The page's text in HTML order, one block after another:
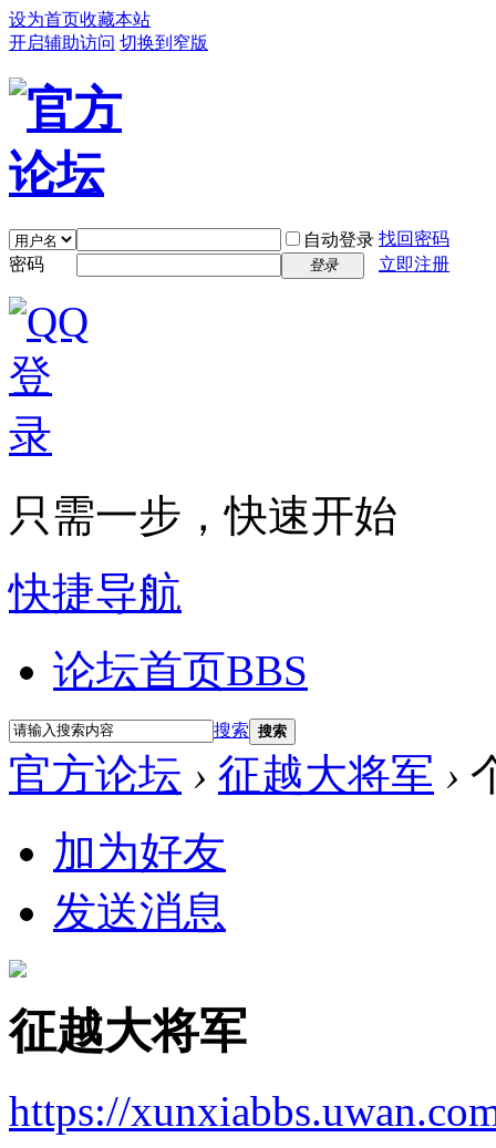
设为首页收藏本站
开启辅助访问 切换到窄版
自动登录 找回密码
密码
登录 立即注册
只需一步，快速开始
快捷导航
论坛首页BBS
搜索 搜索
官方论坛 › 征越大将军 ›
加为好友
发送消息
征越大将军
https://